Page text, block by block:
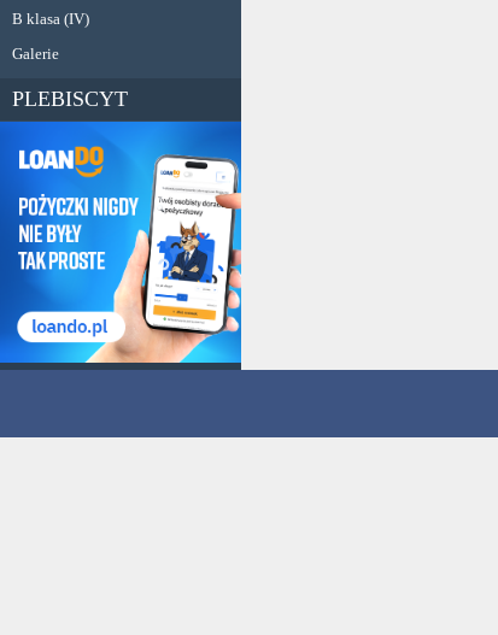
B klasa (IV)
Galerie
PLEBISCYT